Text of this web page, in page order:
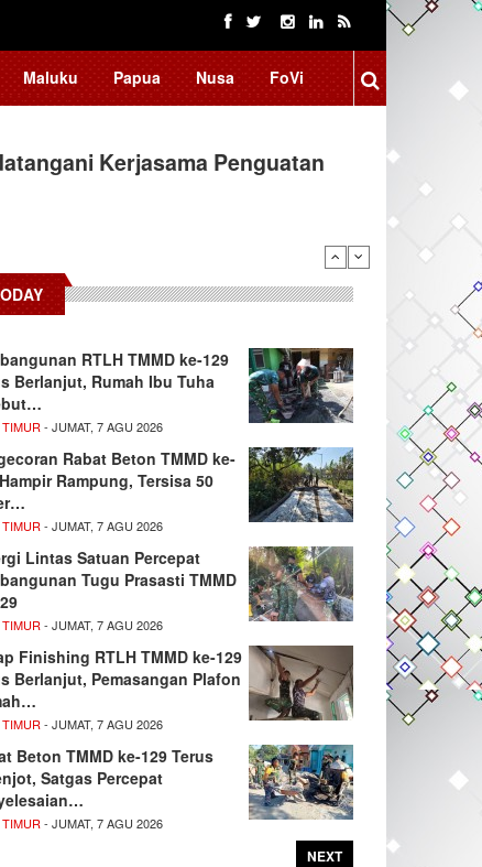
Maluku Papua Nusa FoVi
Kerjasama Penguatan
Isu "Tangkap Lepas",…
RTLH TMMD ke-129
Berlanjut, Rumah Ibu Tuha
- JUMAT, 7 AGU 2026
Rabat Beton TMMD ke-
Rampung, Tersisa 50
- JUMAT, 7 AGU 2026
Lintas Satuan Percepat
Tugu Prasasti TMMD
- JUMAT, 7 AGU 2026
Finishing RTLH TMMD ke-129
Berlanjut, Pemasangan Plafon
- JUMAT, 7 AGU 2026
Beton TMMD ke-129 Terus
Satgas Percepat
- JUMAT, 7 AGU 2026
NEXT